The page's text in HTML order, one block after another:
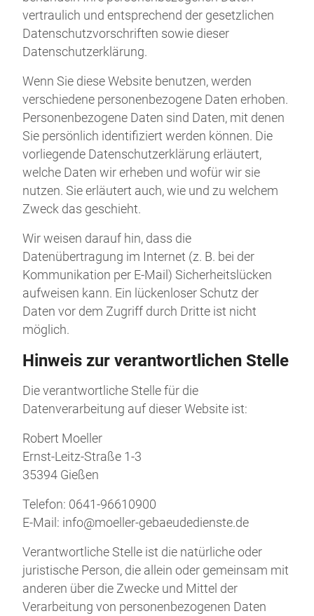
vertraulich und entsprechend der gesetzlichen
Datenschutzvorschriften sowie dieser
Datenschutzerklärung.
Wenn Sie diese Website benutzen, werden
verschiedene personenbezogene Daten erhoben.
Personenbezogene Daten sind Daten, mit denen
Sie persönlich identifiziert werden können. Die
vorliegende Datenschutzerklärung erläutert,
welche Daten wir erheben und wofür wir sie
nutzen. Sie erläutert auch, wie und zu welchem
Zweck das geschieht.
Wir weisen darauf hin, dass die
Datenübertragung im Internet (z. B. bei der
Kommunikation per E-Mail) Sicherheitslücken
aufweisen kann. Ein lückenloser Schutz der
Daten vor dem Zugriff durch Dritte ist nicht
möglich.
Hinweis zur verantwortlichen Stelle
Die verantwortliche Stelle für die
Datenverarbeitung auf dieser Website ist:
Robert Moeller
Ernst-Leitz-Straße 1-3
35394 Gießen
Telefon: 0641-96610900
E-Mail: info@moeller-gebaeudedienste.de
Verantwortliche Stelle ist die natürliche oder
juristische Person, die allein oder gemeinsam mit
anderen über die Zwecke und Mittel der
Verarbeitung von personenbezogenen Daten